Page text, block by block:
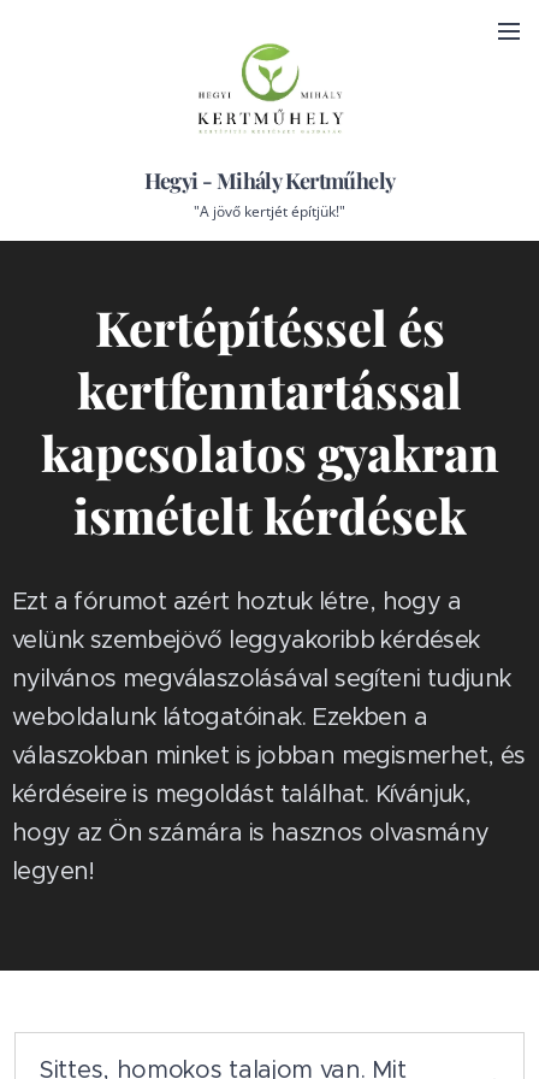
Hegyi - Mihály Kertműhely
"A jövő kertjét építjük!"
Kertépítéssel és
kertfenntartással
kapcsolatos gyakran
ismételt kérdések
Ezt a fórumot azért hoztuk létre, hogy a
velünk szembejövő leggyakoribb kérdések
nyilvános megválaszolásával segíteni tudjunk
weboldalunk látogatóinak. Ezekben a
válaszokban minket is jobban megismerhet, és
kérdéseire is megoldást találhat. Kívánjuk,
hogy az Ön számára is hasznos olvasmány
legyen!
Sittes, homokos talajom van. Mit